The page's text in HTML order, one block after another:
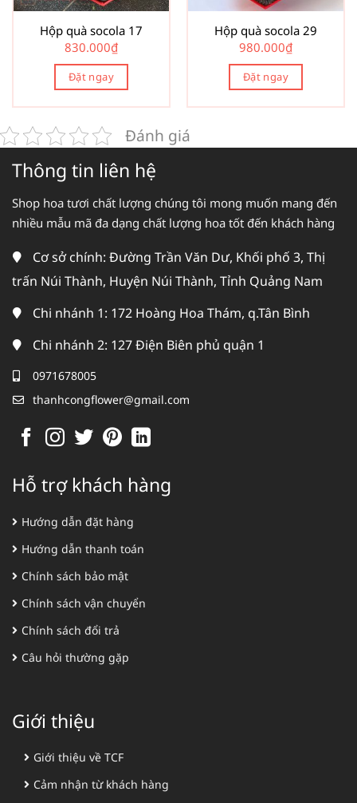
Hộp quà socola 17
830.000₫
Đặt ngay
Hộp quà socola 29
980.000₫
Đặt ngay
Đánh giá
Thông tin liên hệ
Shop hoa tươi chất lượng chúng tôi mong muốn mang đến
nhiều mẫu mã đa dạng chất lượng hoa tốt đến khách hàng
Cơ sở chính: Đường Trần Văn Dư, Khối phố 3, Thị
trấn Núi Thành, Huyện Núi Thành, Tỉnh Quảng Nam
Chi nhánh 1: 172 Hoàng Hoa Thám, q.Tân Bình
Chi nhánh 2: 127 Điện Biên phủ quận 1
0971678005
thanhcongflower@gmail.com
Hỗ trợ khách hàng
Hướng dẫn đặt hàng
Hướng dẫn thanh toán
Chính sách bảo mật
Chính sách vận chuyển
Chính sách đổi trả
Câu hỏi thường gặp
Giới thiệu
Giới thiệu về TCF
Cảm nhận từ khách hàng